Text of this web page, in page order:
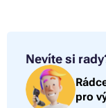
Nevíte si
pro